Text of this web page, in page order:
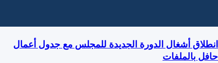
انطلاق أشغال الدورة الجديدة للمجلس مع جدول أعمال
حافل بالملفات